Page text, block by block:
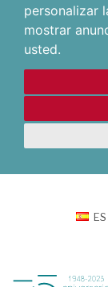
personalizar
mostrar
usted.
ES